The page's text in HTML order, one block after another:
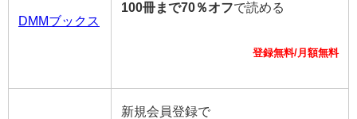
DMMブックス
100冊まで70％オフで読める
登録無料/月額無料
新規会員登録で